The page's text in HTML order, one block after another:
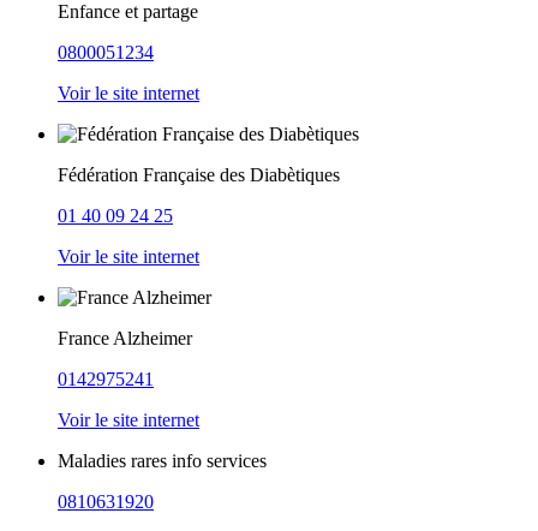
Enfance et partage
0800051234
Voir le site internet
Fédération Française des Diabètiques
01 40 09 24 25
Voir le site internet
France Alzheimer
0142975241
Voir le site internet
Maladies rares info services
0810631920